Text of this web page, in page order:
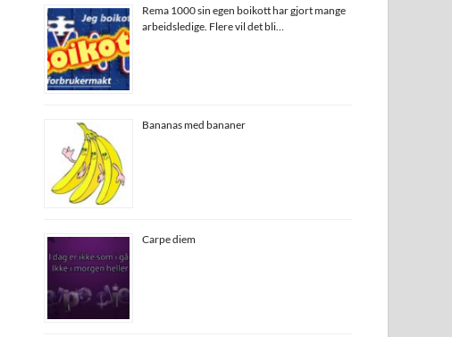
Rema 1000 sin egen boikott har gjort mange
arbeidsledige. Flere vil det bli…
Bananas med bananer
Carpe diem